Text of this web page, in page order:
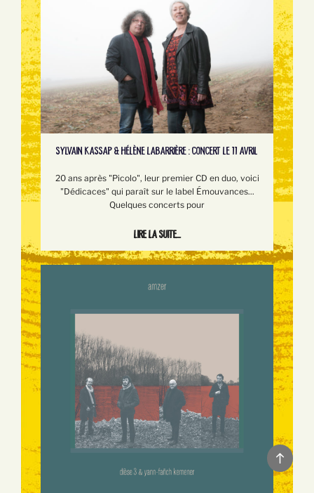
SYLVAIN KASSAP & HÉLÈNE LABARRIÈRE : CONCERT LE 11 AVRIL
20 ans après "Picolo", leur premier CD en duo, voici
"Dédicaces" qui paraît sur le label Émouvances...
Quelques concerts pour
Lire la suite...
Back
to